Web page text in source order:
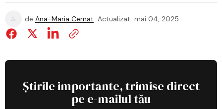
de Ana-Maria Cernat Actualizat mai 04, 2025
Știrile importante, trimise direct
pe e-mailul tău